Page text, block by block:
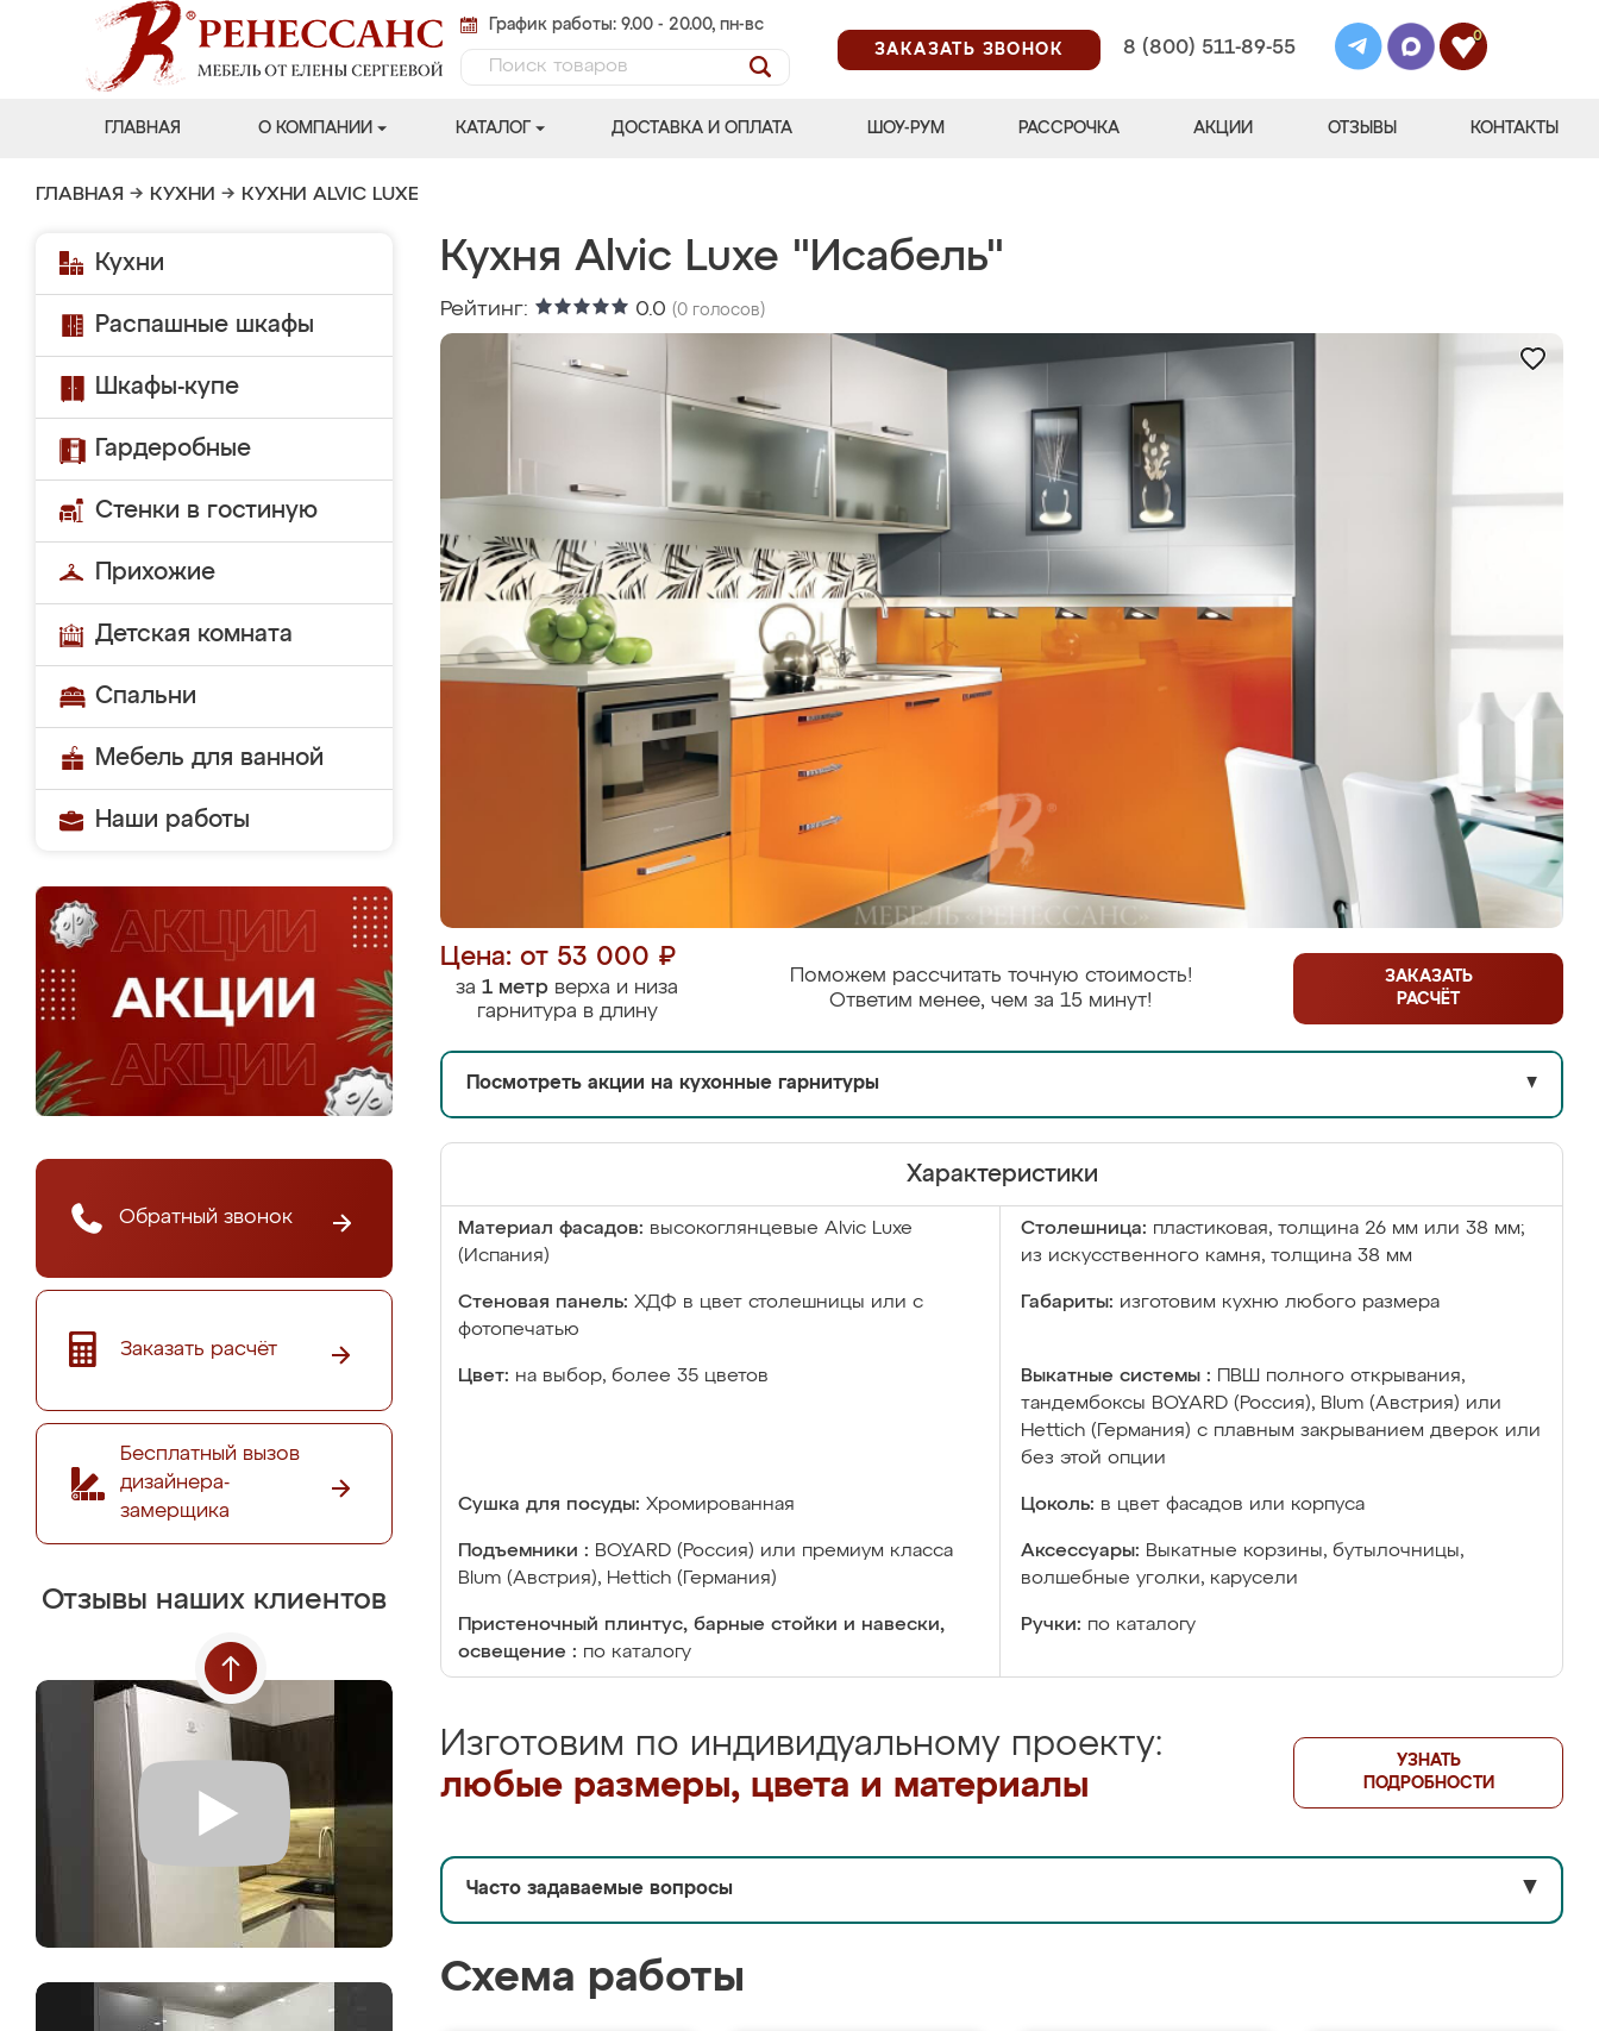
График работы: 9.00 - 20.00, пн-вс
ЗАКАЗАТЬ ЗВОНОК
8 (800) 511-89-55
0
ГЛАВНАЯ О КОМПАНИИ КАТАЛОГ ДОСТАВКА И ОПЛАТА ШОУ-РУМ РАССРОЧКА АКЦИИ ОТЗЫВЫ КОНТАКТЫ
ГЛАВНАЯ → КУХНИ → КУХНИ ALVIC LUXE
Кухни
Распашные шкафы
Шкафы-купе
Гардеробные
Стенки в гостиную
Прихожие
Детская комната
Спальни
Мебель для ванной
Наши работы
Обратный звонок
Заказать расчёт
Бесплатный вызов
дизайнера-
замерщика
Отзывы наших клиентов
Кухня Alvic Luxe "Исабель"
Рейтинг: 0.0 (0 голосов)
Цена: от 53 000 ₽
за 1 метр верха и низа
гарнитура в длину
Поможем рассчитать точную стоимость!
Ответим менее, чем за 15 минут!
ЗАКАЗАТЬ
РАСЧЁТ
Посмотреть акции на кухонные гарнитуры ▼
Характеристики
Материал фасадов: высокоглянцевые Аlvic Luxe
(Испания)
Столешница: пластиковая, толщина 26 мм или 38 мм;
из искусственного камня, толщина 38 мм
Стеновая панель: ХДФ в цвет столешницы или с
фотопечатью
Габариты: изготовим кухню любого размера
Цвет: на выбор, более 35 цветов Выкатные системы :
ПВШ полного открывания,
тандембоксы BOYARD (Россия), Blum (Австрия) или
Hettich (Германия) с плавным закрыванием дверок или
без этой опции
Сушка для посуды: Хромированная Цоколь: в цвет фасадов или корпуса
Подъемники : BOYARD (Россия) или премиум класса
Blum (Австрия), Hettich (Германия)
Аксессуары: Выкатные корзины, бутылочницы,
волшебные уголки, карусели
Пристеночный плинтус, барные стойки и навески,
освещение : по каталогу
Ручки: по каталогу
Изготовим по индивидуальному проекту:
любые размеры, цвета и материалы
УЗНАТЬ
ПОДРОБНОСТИ
Часто задаваемые вопросы ▼
Схема работы